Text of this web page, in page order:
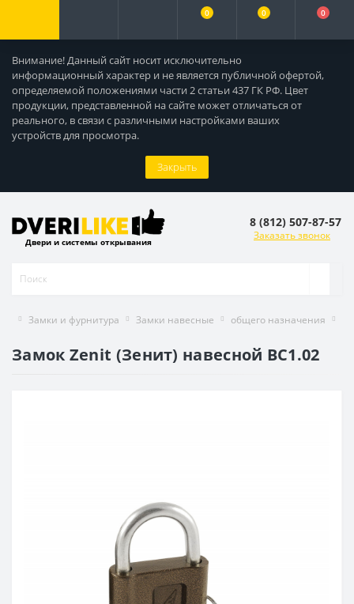
Внимание! Данный сайт носит исключительно
информационный характер и не является публичной офертой,
определяемой положениями части 2 статьи 437 ГК РФ. Цвет
продукции, представленной на сайте может отличаться от
реального, в связи с различными настройками ваших
устройств для просмотра.
Закрыть
0 0 0
Двери и системы открывания
8 (812) 507-87-57
Заказать звонок
Замки и фурнитура Замки навесные общего назначения
Замок Zenit (Зенит) навесной ВС1.02